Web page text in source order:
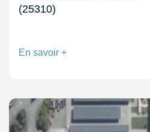
(25310)
En savoir +